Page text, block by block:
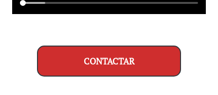
CONTACTAR